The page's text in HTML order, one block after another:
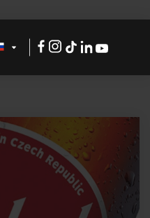
Facebook
Instagram
TikLinkdeIn
Youtube